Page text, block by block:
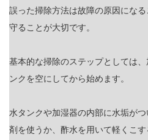
誤った掃除方法は故障の原因にな
守ることが大切です。
基本的な掃除のステップとしては
ンクを空にしてから始めます。
水タンクや加湿器の内部に水垢が
剤を使うか、酢水を用いて軽くこす